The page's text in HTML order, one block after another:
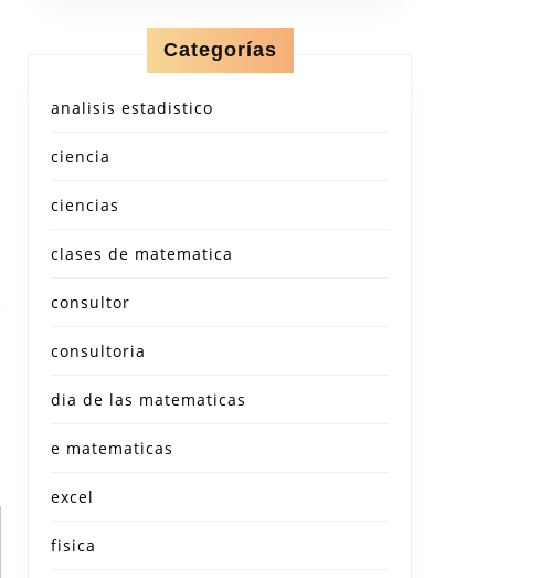
Categorías
analisis estadistico
ciencia
ciencias
clases de matematica
consultor
consultoria
dia de las matematicas
e matematicas
excel
fisica